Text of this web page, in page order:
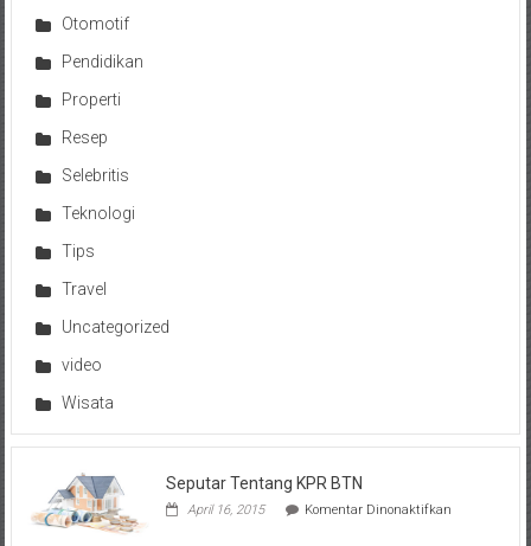
Otomotif
Pendidikan
Properti
Resep
Selebritis
Teknologi
Tips
Travel
Uncategorized
video
Wisata
Seputar Tentang KPR BTN
April 16, 2015 Komentar Dinonaktifkanpada